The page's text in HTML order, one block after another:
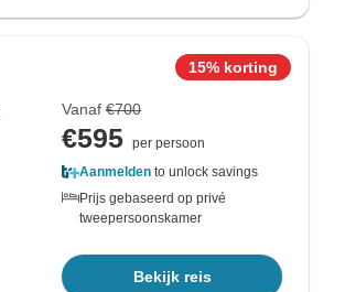
15% korting
Vanaf €700
€595 per persoon
Aanmelden to unlock savings
Prijs gebaseerd op privé
tweepersoonskamer
Bekijk reis